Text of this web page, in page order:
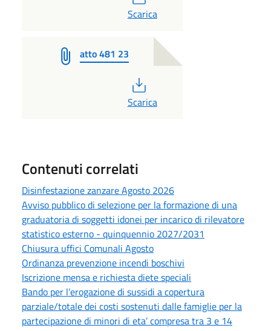
PDF
Scarica
atto 481 23
PDF
Scarica
Contenuti correlati
Disinfestazione zanzare Agosto 2026
Avviso pubblico di selezione per la formazione di una
graduatoria di soggetti idonei per incarico di rilevatore
statistico esterno - quinquennio 2027/2031
Chiusura uffici Comunali Agosto
Ordinanza prevenzione incendi boschivi
Iscrizione mensa e richiesta diete speciali
Bando per l’erogazione di sussidi a copertura
parziale/totale dei costi sostenuti dalle famiglie per la
partecipazione di minori di eta’ compresa tra 3 e 14